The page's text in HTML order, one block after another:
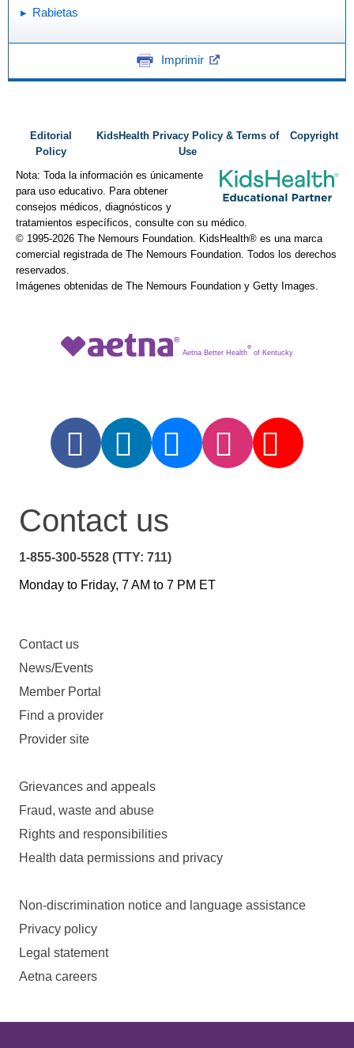
Rabietas
Imprimir
Editorial
Policy
KidsHealth Privacy Policy & Terms of
Use
Copyright
Nota: Toda la información es únicamente
para uso educativo. Para obtener
consejos médicos, diagnósticos y
tratamientos específicos, consulte con su médico.
© 1995-2026 The Nemours Foundation. KidsHealth® es una marca
comercial registrada de The Nemours Foundation. Todos los derechos
reservados.
Imágenes obtenidas de The Nemours Foundation y Getty Images.
Aetna Better Health
®
of Kentucky
Contact us
1-855-300-5528 (TTY: 711)
Monday to Friday, 7 AM to 7 PM ET
Contact us
News/Events
Member Portal
Find a provider
Provider site
Grievances and appeals
Fraud, waste and abuse
Rights and responsibilities
Health data permissions and privacy
Non-discrimination notice and language assistance
Privacy policy
Legal statement
Aetna careers